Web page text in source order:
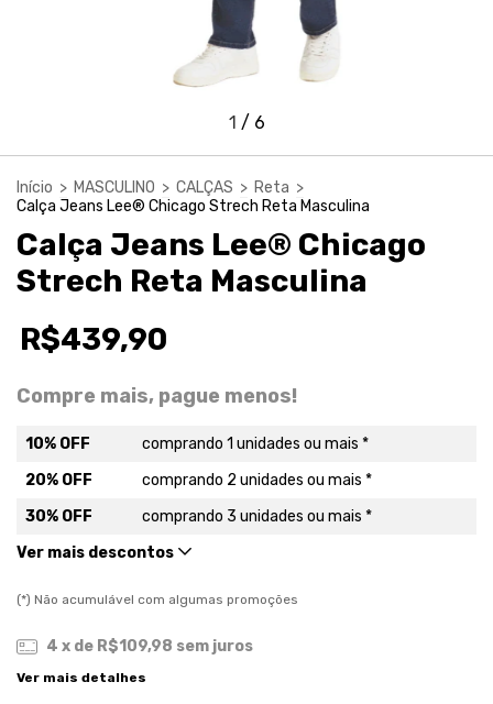
1 / 6
Início > MASCULINO > CALÇAS > Reta >
Calça Jeans Lee® Chicago Strech Reta Masculina
Calça Jeans Lee® Chicago
Strech Reta Masculina
R$439,90
Compre mais, pague menos!
10% OFF
comprando 1 unidades ou mais *
20% OFF
comprando 2 unidades ou mais *
30% OFF
comprando 3 unidades ou mais *
Ver mais descontos
(*) Não acumulável com algumas promoções
4 x de R$109,98 sem juros
Ver mais detalhes